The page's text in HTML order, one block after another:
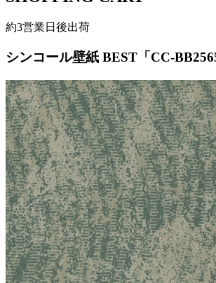
約3営業日後出荷
シンコール壁紙 BEST「CC-